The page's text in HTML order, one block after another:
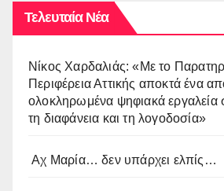
Τελευταία Νέα
Νίκος Χαρδαλιάς: «Με το
Περιφέρεια Αττικής αποκτά ένα
ολοκληρωμένα ψηφιακά
τη διαφάνεια και τη λογοδοσία»
Αχ Μαρία… δεν υπάρχει ελπίς…